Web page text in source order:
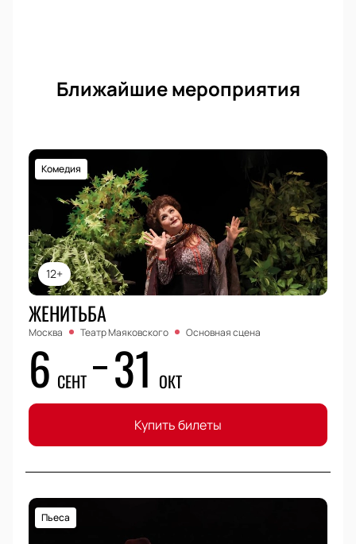
Ближайшие мероприятия
12+
Комедия
ЖЕНИТЬБА
Москва Театр Маяковского Основная сцена
6 СЕНТ 31 ОКТ
Купить билеты
Пьеса